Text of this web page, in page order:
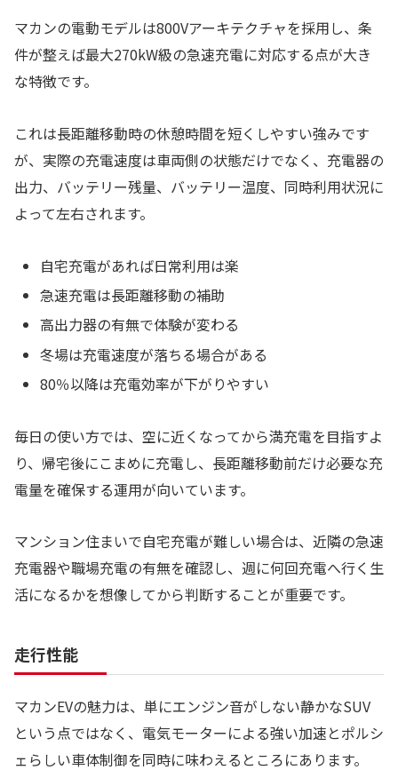
マカンの電動モデルは800Vアーキテクチャを採用し、条
件が整えば最大270kW級の急速充電に対応する点が大き
な特徴です。
これは長距離移動時の休憩時間を短くしやすい強みです
が、実際の充電速度は車両側の状態だけでなく、充電器の
出力、バッテリー残量、バッテリー温度、同時利用状況に
よって左右されます。
自宅充電があれば日常利用は楽
急速充電は長距離移動の補助
高出力器の有無で体験が変わる
冬場は充電速度が落ちる場合がある
80％以降は充電効率が下がりやすい
毎日の使い方では、空に近くなってから満充電を目指すよ
り、帰宅後にこまめに充電し、長距離移動前だけ必要な充
電量を確保する運用が向いています。
マンション住まいで自宅充電が難しい場合は、近隣の急速
充電器や職場充電の有無を確認し、週に何回充電へ行く生
活になるかを想像してから判断することが重要です。
走行性能
マカンEVの魅力は、単にエンジン音がしない静かなSUV
という点ではなく、電気モーターによる強い加速とポルシ
ェらしい車体制御を同時に味わえるところにあります。